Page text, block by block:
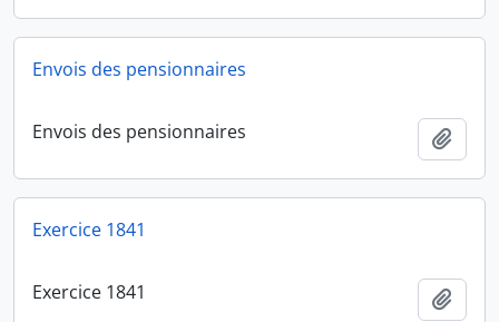
Envois des pensionnaires
Envois des pensionnaires
Exercice 1841
Exercice 1841